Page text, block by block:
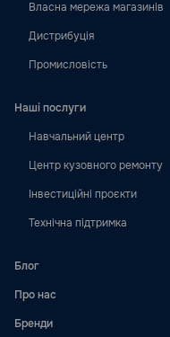
Власна мережа магазинів
Дистрибуція
Промисловість
Наші послуги
Навчальний центр
Центр кузовного ремонту
Інвестиційні проєкти
Технічна підтримка
Блог
Про нас
Бренди